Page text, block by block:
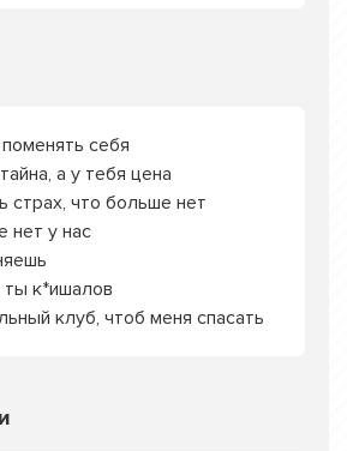
себя
а у тебя цена
страх, что больше нет
нет у нас
ты к*ишалов
клуб, чтоб меня спасать